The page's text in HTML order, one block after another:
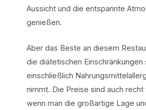
Aussicht und die entspannte
genießen.
Aber das Beste an diesem
die diätetischen Einschränkungen
einschließlich
nimmt. Die Preise sind auch recht
wenn man die großartige Lage